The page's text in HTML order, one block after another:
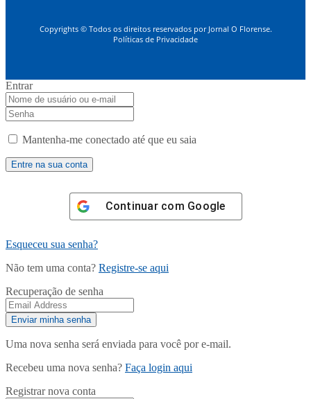
Copyrights © Todos os direitos reservados por Jornal O Florense.
Políticas de Privacidade
Entrar
Mantenha-me conectado até que eu saia
Continuar com Google
Esqueceu sua senha?
Não tem uma conta? Registre-se aqui
Recuperação de senha
Uma nova senha será enviada para você por e-mail.
Recebeu uma nova senha? Faça login aqui
Registrar nova conta